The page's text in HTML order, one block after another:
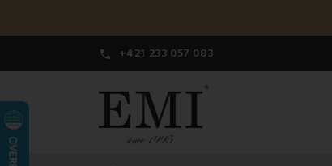
 +421 233 057 083